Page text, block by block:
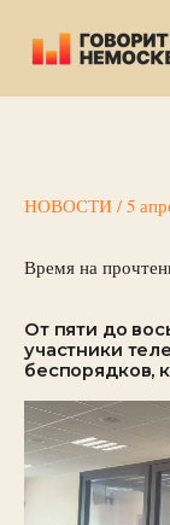
содержимому
НОВОСТИ / 5
Время на
От пяти до
участники
беспорядков,